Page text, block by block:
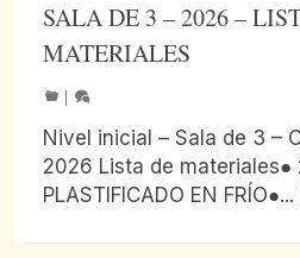
SALA DE 3 – 2026 –
MATERIALES
Nivel inicial – Sala de 3 –
2026 Lista de materiales●
PLASTIFICADO EN FRÍO●...